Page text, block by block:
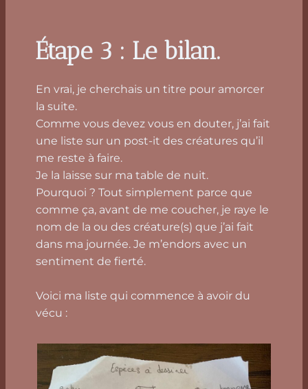
Étape 3 : Le bilan.
En vrai, je cherchais un titre pour amorcer
la suite.
Comme vous devez vous en douter, j’ai fait
une liste sur un post-it des créatures qu’il
me reste à faire.
Je la laisse sur ma table de nuit.
Pourquoi ? Tout simplement parce que
comme ça, avant de me coucher, je raye le
nom de la ou des créature(s) que j’ai fait
dans ma journée. Je m’endors avec un
sentiment de fierté.
Voici ma liste qui commence à avoir du
vécu :